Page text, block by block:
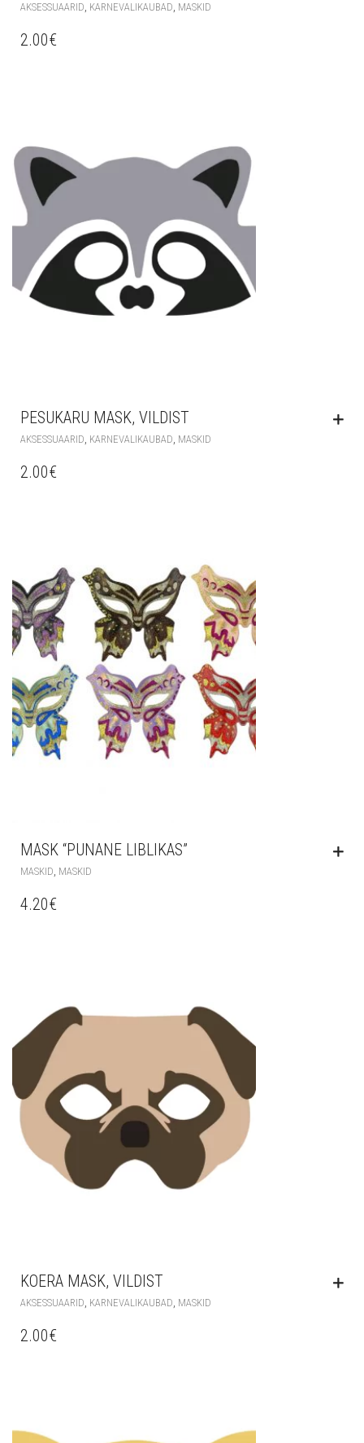
AKSESSUAARID KARNEVALIKAUBAD MASKID
2.00€
PESUKARU MASK, VILDIST
AKSESSUAARID KARNEVALIKAUBAD MASKID
2.00€
MASK “PUNANE LIBLIKAS”
MASKID MASKID
4.20€
KOERA MASK, VILDIST
AKSESSUAARID, KARNEVALIKAUBAD, MASKID
2.00€